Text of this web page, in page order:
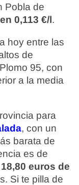
Pobla de
0,113 €/l.
hoy entre las
de
95, con
a la media
para
, con un
barata de
es de
18,80 euros de
Si te pilla de